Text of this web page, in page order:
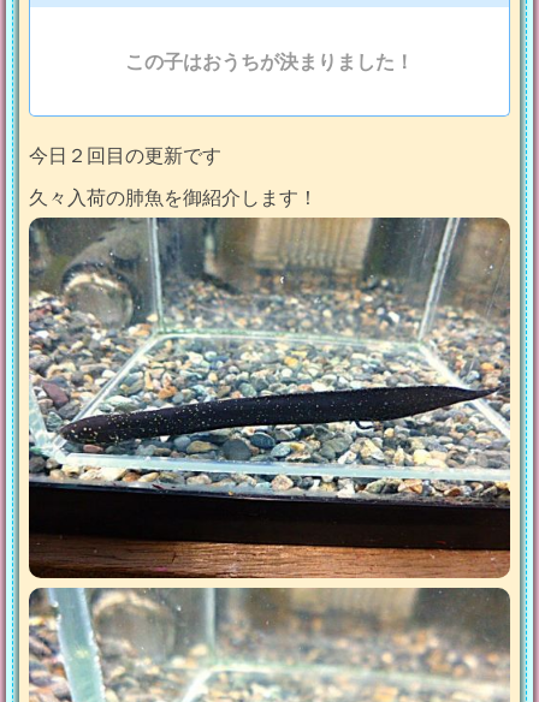
この子はおうちが決まりました！
今日２回目の更新です
久々入荷の肺魚を御紹介します！